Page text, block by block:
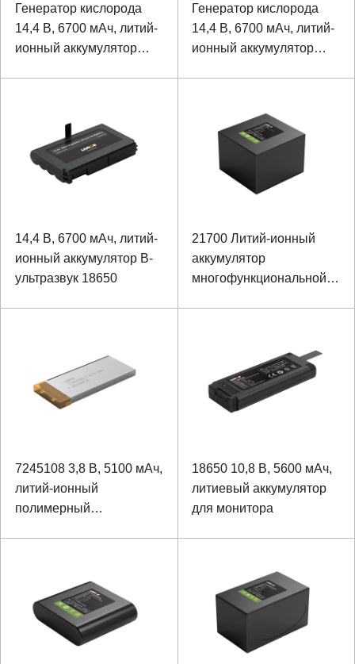
Генератор кислорода
14,4 В, 6700 мАч, литий-
ионный аккумулятор
Генератор кислорода
14,4 В, 6700 мАч, литий-
ионный аккумулятор
14,4 В, 6700 мАч, литий-
ионный аккумулятор B-
ультразвук 18650
21700 Литий-ионный
аккумулятор
многофункциональной
7245108 3,8 В, 5100 мАч,
литий-ионный
полимерный
18650 10,8 В, 5600 мАч,
литиевый аккумулятор
для монитора